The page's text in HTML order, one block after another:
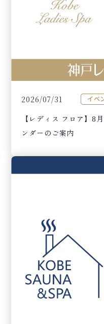
2026/07/31 イベ
【レディス フロア】8
ンダーのご案内